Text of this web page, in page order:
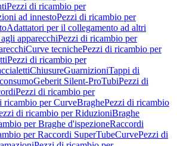
Pezzi di ricambio per
ad innestoPezzi di ricambio per
Adattatori per il collegamento ad altri
apparecchiPezzi di ricambio per
Curve tecnichePezzi di ricambio per
Pezzi di ricambio per
ChiusureGuarnizioniTappi di
Geberit Silent-ProTubiPezzi di
Pezzi di ricambio per
ricambio per CurveBraghePezzi di ricambio
di ricambio per RiduzioniBraghe
per Braghe d'ispezioneRaccordi
per Raccordi SuperTubeCurvePezzi di